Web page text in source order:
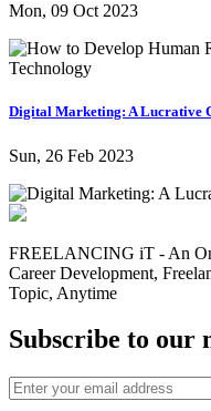
Mon, 09 Oct 2023
Digital Marketing: A Lucrative
Sun, 26 Feb 2023
FREELANCING iT - An
Career Development,
Topic, Anytime
Subscribe to our